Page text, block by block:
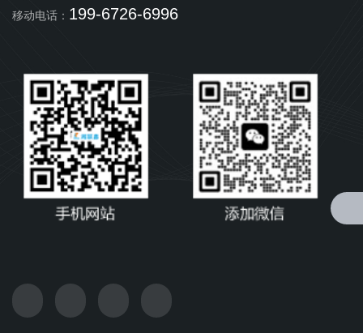
移动电话： 199-6726-6996